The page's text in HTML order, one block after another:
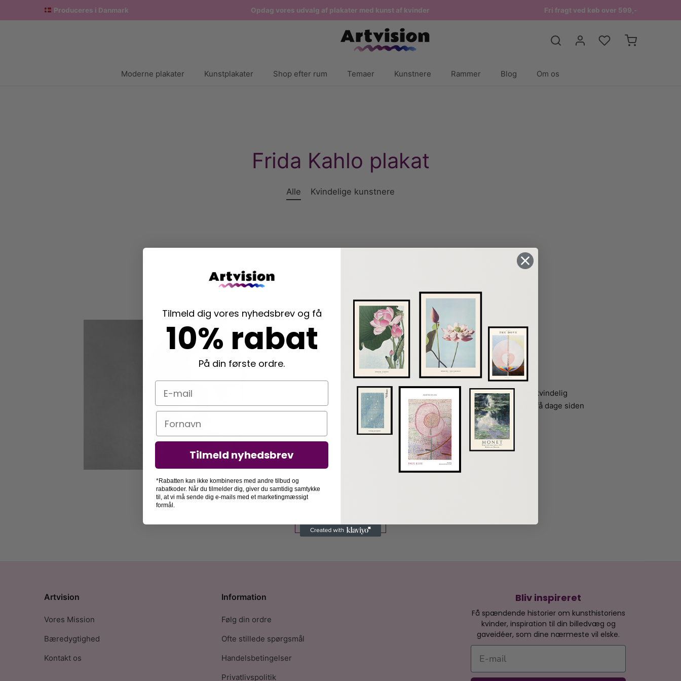
Produceres i Danmark Opdag vores udvalg af plakater med kunst af kvinder Fri fragt ved køb over 599,-
Moderne plakater Kunstplakater Shop efter rum Temaer Kunstnere Rammer Blog Om os
Frida Kahlo plakat
Alle Kvindelige kunstnere
KVINDELIGE KUNSTNERE
Frida Kahlo sætter ny rekord
Frida Kahlo slår rekord for dyrest solgte maleri af en kvindelig
kunstner. Kahlos værk “Drømmen (Sengen)” blev for få dage siden
solgt for hele 54,6 millioner dollars svarende […]
Bliv inspireret
Få spændende historier om kunsthistoriens
kvinder, inspiration til din billedvæg og
gaveidéer, som dine nærmeste vil elske.
E-mail
Information
Følg din ordre
Ofte stillede spørgsmål
Handelsbetingelser
Privatlivspolitik
Artvision
Vores Mission
Bæredygtighed
Kontakt os
Tilmeld dig vores nyhedsbrev og få
10% rabat
På din første ordre.
E-mail
Navn
Tilmeld nyhedsbrev
*Rabatten kan ikke kombineres med andre tilbud og
rabatkoder. Når du tilmelder dig, giver du samtidig samtykke
til, at vi må sende dig e-mails med et marketingmæssigt
formål.